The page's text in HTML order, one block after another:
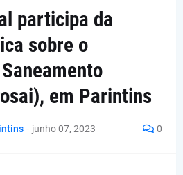
participa da
sobre o
em Parintins
- junho 07, 2023 0